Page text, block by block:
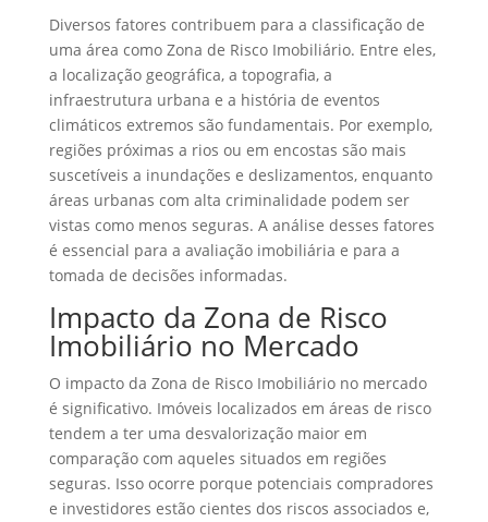
Diversos fatores contribuem para a classificação de
uma área como Zona de Risco Imobiliário. Entre eles,
a localização geográfica, a topografia, a
infraestrutura urbana e a história de eventos
climáticos extremos são fundamentais. Por exemplo,
regiões próximas a rios ou em encostas são mais
suscetíveis a inundações e deslizamentos, enquanto
áreas urbanas com alta criminalidade podem ser
vistas como menos seguras. A análise desses fatores
é essencial para a avaliação imobiliária e para a
tomada de decisões informadas.
Impacto da Zona de Risco
Imobiliário no Mercado
O impacto da Zona de Risco Imobiliário no mercado
é significativo. Imóveis localizados em áreas de risco
tendem a ter uma desvalorização maior em
comparação com aqueles situados em regiões
seguras. Isso ocorre porque potenciais compradores
e investidores estão cientes dos riscos associados e,